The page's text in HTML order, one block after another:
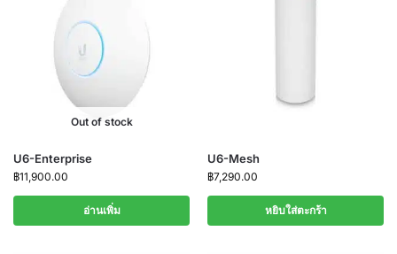
Out of stock
U6-Enterprise
฿11,900.00
อ่านเพิ่ม
U6-Mesh
฿7,290.00
หยิบใส่ตะกร้า